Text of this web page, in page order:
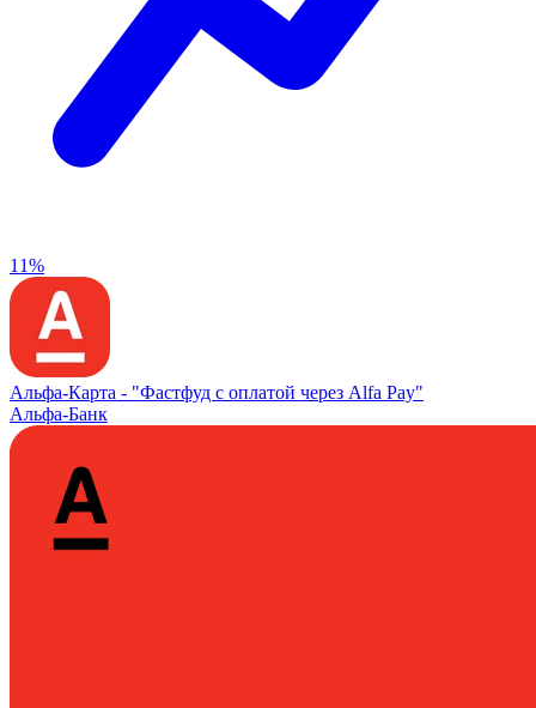
11%
Альфа‑Карта - "Фастфуд с оплатой через Alfa Pay"
Альфа-Банк